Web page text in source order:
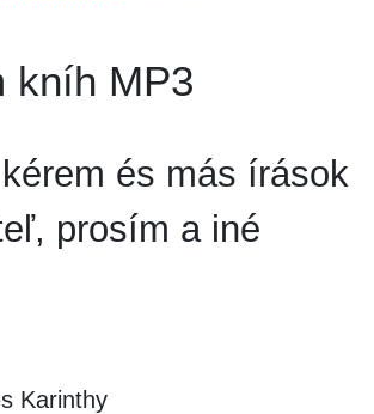
kníh MP3
és más írások
prosím a iné
Karinthy